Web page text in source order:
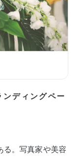
ンディングペー
る。写真家や美容